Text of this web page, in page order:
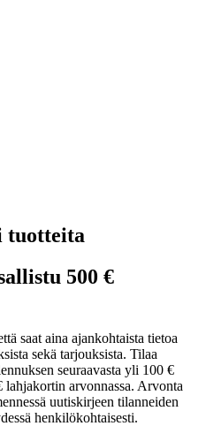
tuotteita
500 €
saat aina ajankohtaista tietoa
sekä tarjouksista. Tilaa
seuraavasta yli 100 €
lahjakortin arvonnassa. Arvonta
uutiskirjeen tilanneiden
henkilökohtaisesti.